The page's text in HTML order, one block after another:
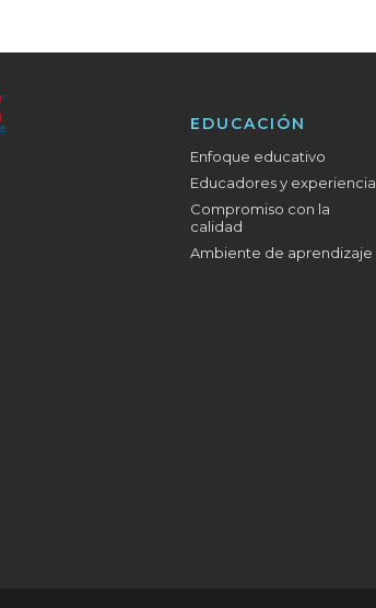
EDUCACIÓN
Enfoque educativo
Educadores y experiencia
Compromiso con la
calidad
Ambiente de aprendizaje